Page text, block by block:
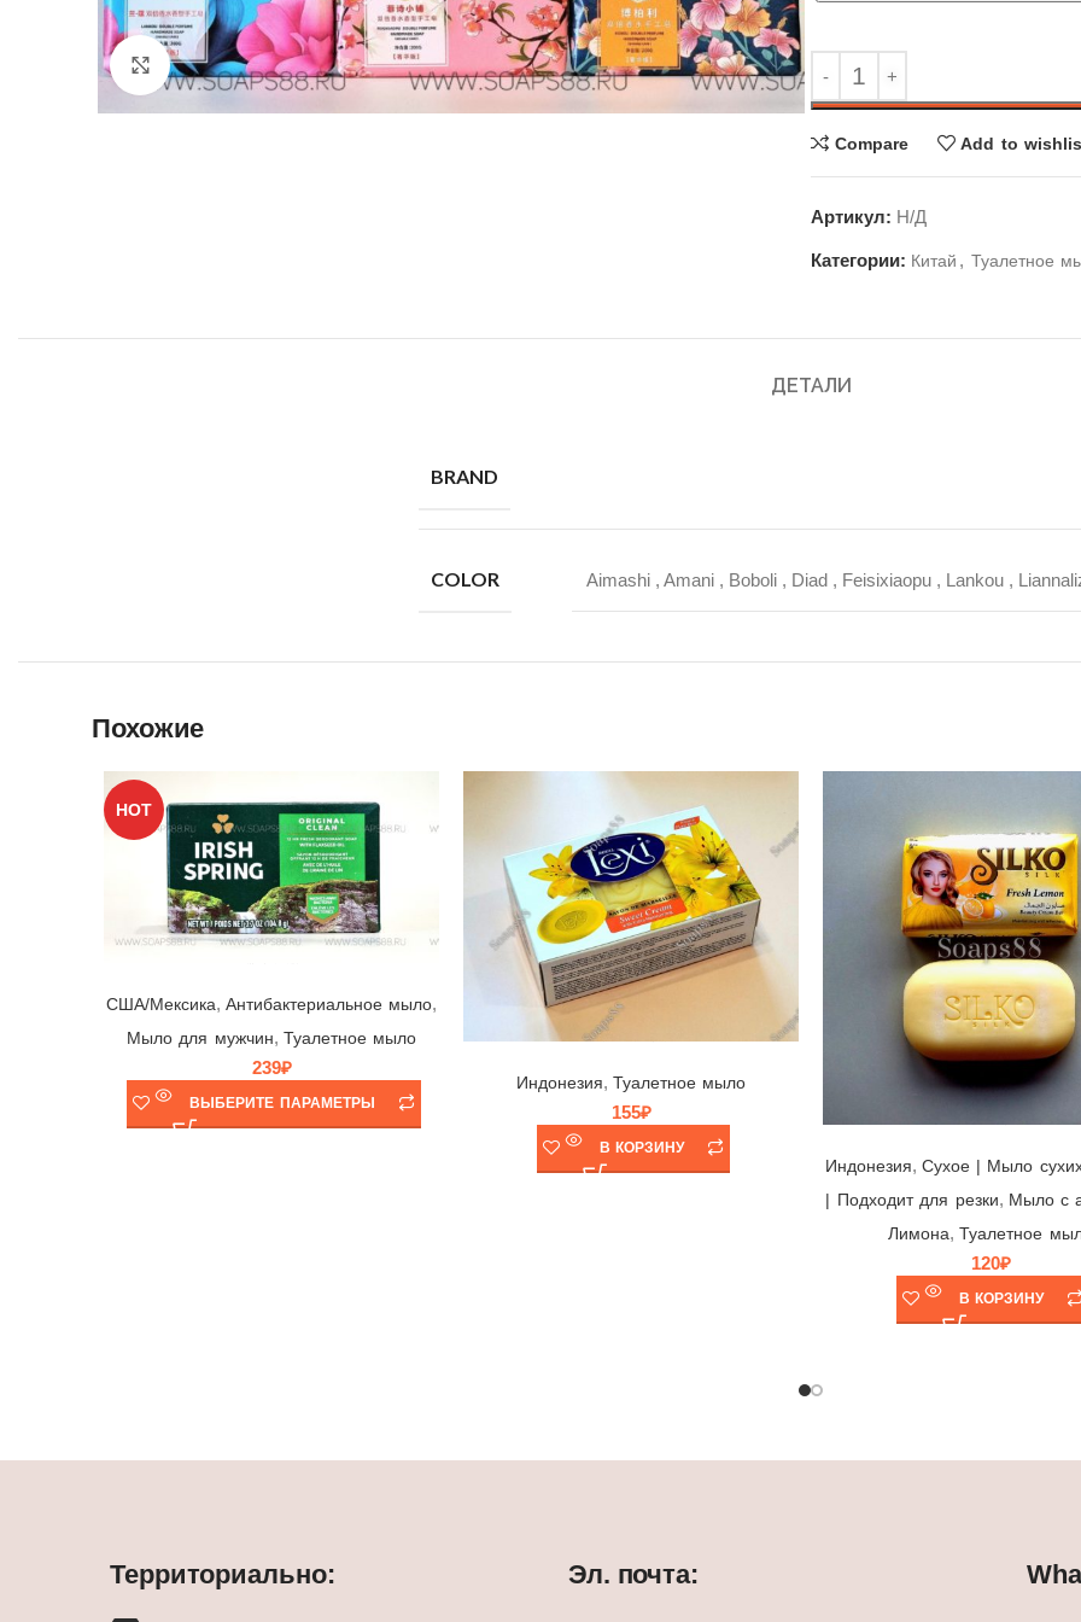
Click to enlarge
Compare Add to
Артикул: Н/Д
Категории: Китай , Туалетное
ДЕТАЛИ
BRAND
COLOR Aimashi , Amani , Boboli , Diad , Feisixiaopu , Lankou ,
Похожие
HOT
США/Мексика, Антибактериальное мыло,
Мыло для мужчин, Туалетное мыло
239₽
ВЫБЕРИТЕ ПАРАМЕТРЫ
Индонезия, Туалетное мыло
155₽
В КОРЗИНУ
Индонезия, Cухое | Мыло сухих
| Подходит для резки, Мыло с
Лимона,Туалетное
120₽
В КОРЗИНУ
Территориально:
Эл. почта: